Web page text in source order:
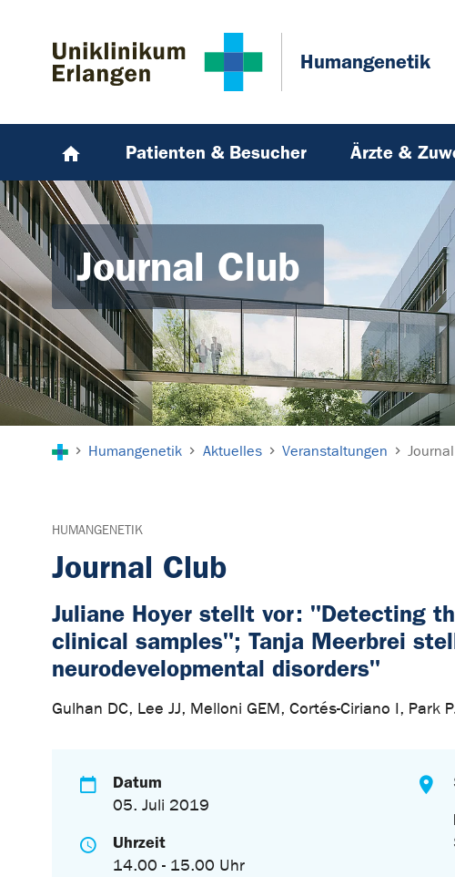
Humangenetik
Patienten & Besucher Ärzte &
Journal Club
Humangenetik Aktuelles Veranstaltungen
HUMANGENETIK
Journal Club
Juliane Hoyer stellt vor: "Detecting
clinical samples"; Tanja Meerbrei
neurodevelopmental disorders"
Gulhan DC, Lee JJ, Melloni GEM, Cortés-Ciriano I,
Datum
05. Juli 2019
Uhrzeit
14.00 - 15.00 Uhr